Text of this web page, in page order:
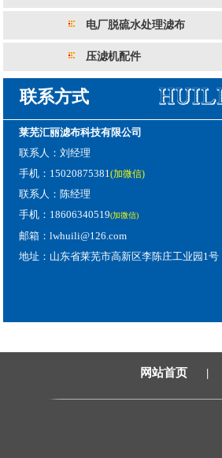
电厂脱硫水处理滤布
压滤机配件
联系方式
莱芜汇丽滤布科技有限公司
联系人：刘经理
手机：15020875381(加微信)
联系人：陈经理
手机：18606340519(加微信)
邮箱：lwhuili@126.com
地址：山东省莱芜市高新区李陈庄工业园1号
网站首页|